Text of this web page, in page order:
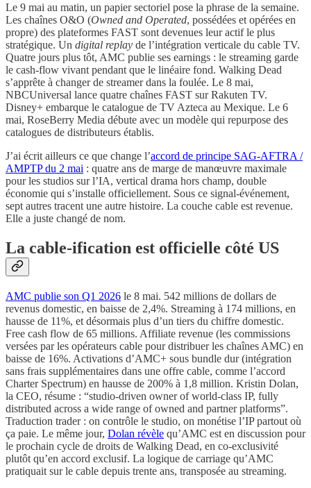
Le 9 mai au matin, un papier sectoriel pose la phrase de la semaine.
Les chaînes O&O (Owned and Operated, possédées et opérées en
propre) des plateformes FAST sont devenues leur actif le plus
stratégique. Un digital replay de l’intégration verticale du cable TV.
Quatre jours plus tôt, AMC publie ses earnings : le streaming garde
le cash-flow vivant pendant que le linéaire fond. Walking Dead
s’apprête à changer de streamer dans la foulée. Le 8 mai,
NBCUniversal lance quatre chaînes FAST sur Rakuten TV.
Disney+ embarque le catalogue de TV Azteca au Mexique. Le 6
mai, RoseBerry Media débute avec un modèle qui repurpose des
catalogues de distributeurs établis.
J’ai écrit ailleurs ce que change l’accord de principe SAG-AFTRA /
AMPTP du 2 mai : quatre ans de marge de manœuvre maximale
pour les studios sur l’IA, vertical drama hors champ, double
économie qui s’installe officiellement. Sous ce signal-événement,
sept autres tracent une autre histoire. La couche cable est revenue.
Elle a juste changé de nom.
La cable-ification est officielle côté US
AMC publie son Q1 2026 le 8 mai. 542 millions de dollars de
revenus domestic, en baisse de 2,4%. Streaming à 174 millions, en
hausse de 11%, et désormais plus d’un tiers du chiffre domestic.
Free cash flow de 65 millions. Affiliate revenue (les commissions
versées par les opérateurs cable pour distribuer les chaînes AMC) en
baisse de 16%. Activations d’AMC+ sous bundle dur (intégration
sans frais supplémentaires dans une offre cable, comme l’accord
Charter Spectrum) en hausse de 200% à 1,8 million. Kristin Dolan,
la CEO, résume : “studio-driven owner of world-class IP, fully
distributed across a wide range of owned and partner platforms”.
Traduction trader : on contrôle le studio, on monétise l’IP partout où
ça paie. Le même jour, Dolan révèle qu’AMC est en discussion pour
le prochain cycle de droits de Walking Dead, en co-exclusivité
plutôt qu’en accord exclusif. La logique de carriage qu’AMC
pratiquait sur le cable depuis trente ans, transposée au streaming.